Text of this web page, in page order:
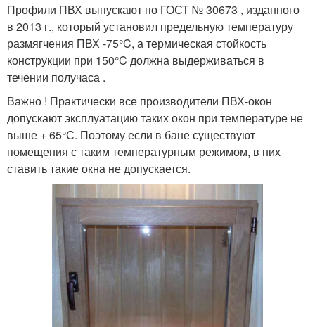
Профили ПВХ выпускают по ГОСТ № 30673 , изданного
в 2013 г., который установил предельную температуру
размягчения ПВХ -75°C, а термическая стойкость
конструкции при 150°C должна выдерживаться в
течении получаса .
Важно ! Практически все производители ПВХ-окон
допускают эксплуатацию таких окон при температуре не
выше + 65°С. Поэтому если в бане существуют
помещения с таким температурным режимом, в них
ставить такие окна не допускается.